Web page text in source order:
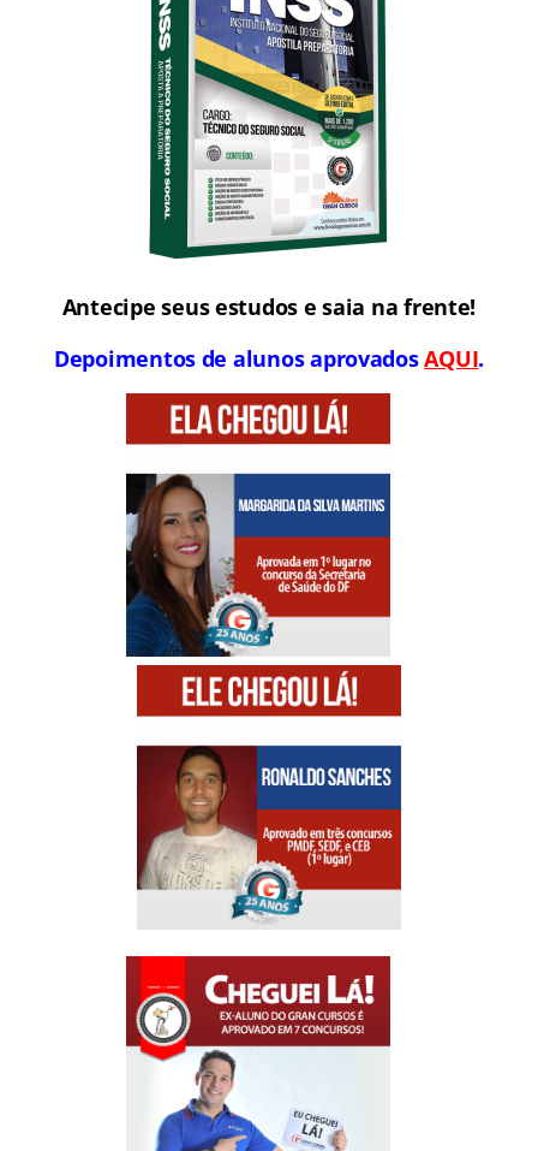
Antecipe seus estudos e saia na frente!
Depoimentos de alunos aprovadosAQUI.